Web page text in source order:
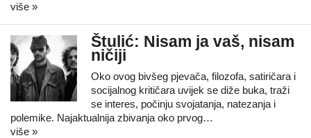
više »
Štulić: Nisam ja vaš, nisam
ničiji
Oko ovog bivšeg pjevača, filozofa, satiričara i
socijalnog kritičara uvijek se diže buka, traži
se interes, počinju svojatanja, natezanja i
polemike. Najaktualnija zbivanja oko prvog…
više »